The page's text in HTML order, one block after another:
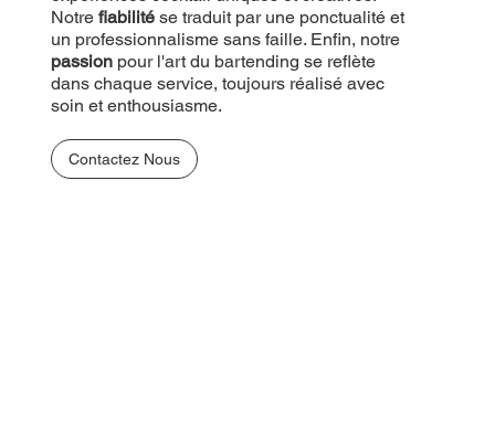
Notre fiabilité se traduit par une ponctualité et
un professionnalisme sans faille. Enfin, notre
passionpour l'art du bartending se reflète
dans chaque service, toujours réalisé avec
soin et enthousiasme.
Contactez Nous